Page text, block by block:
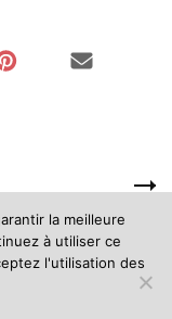
de ce blog ne sont
la meilleure
à utiliser ce
l'utilisation des